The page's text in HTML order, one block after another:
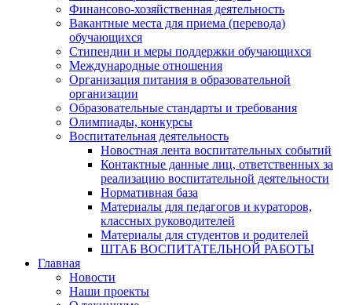
Финансово-хозяйственная деятельность
Вакантные места для приема (перевода)
обучающихся
Стипендии и меры поддержки обучающихся
Международные отношения
Организация питания в образовательной
организации
Образовательные стандарты и требования
Олимпиады, конкурсы
Воспитательная деятельность
Новостная лента воспитательных событий
Контактные данные лиц, ответственных за
реализацию воспитательной деятельности
Нормативная база
Материалы для педагогов и кураторов,
классных руководителей
Материалы для студентов и родителей
ШТАБ ВОСПИТАТЕЛЬНОЙ РАБОТЫ
Главная
Новости
Наши проекты